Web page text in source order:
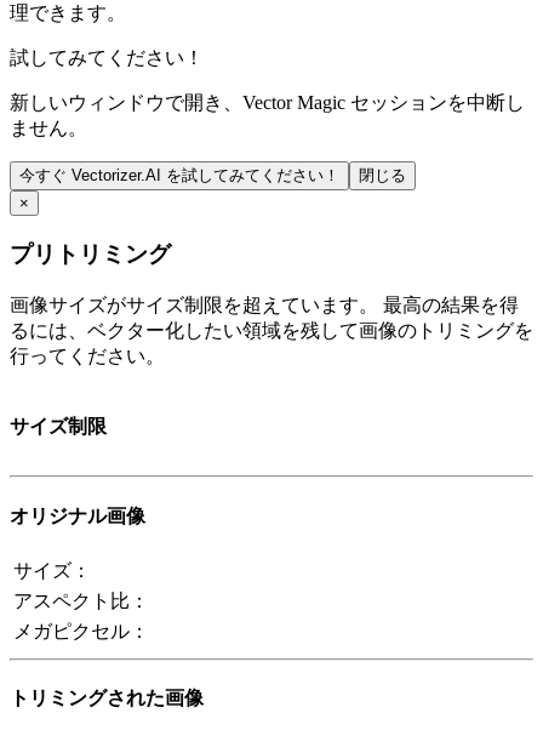
理できます。
試してみてください！
新しいウィンドウで開き、Vector Magic セッションを中断し
ません。
今すぐ Vectorizer.AI を試してみてください！
閉じる
×
プリトリミング
画像サイズがサイズ制限を超えています。 最高の結果を得
るには、ベクター化したい領域を残して画像のトリミングを
行ってください。
サイズ制限
オリジナル画像
サイズ：
アスペクト比：
メガピクセル：
トリミングされた画像